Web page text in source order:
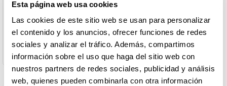
Esta página web usa cookies
Las cookies de este sitio web se usan para personalizar
el contenido y los anuncios, ofrecer funciones de redes
sociales y analizar el tráfico. Además, compartimos
información sobre el uso que haga del sitio web con
nuestros partners de redes sociales, publicidad y análisis
web, quienes pueden combinarla con otra información
DROGUERÍA
Y LIMPIEZA
PERFUMERÍA
Nombre de Operador:
Dirección del Operador:
La Pedrera 6 31261 ANDOSILLA NAVARRA ESPAÑA
Peso escurrido: